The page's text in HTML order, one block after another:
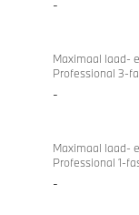
-
Maximaal laad-
Professional 3-
-
Maximaal laad-
Professional 1-
-